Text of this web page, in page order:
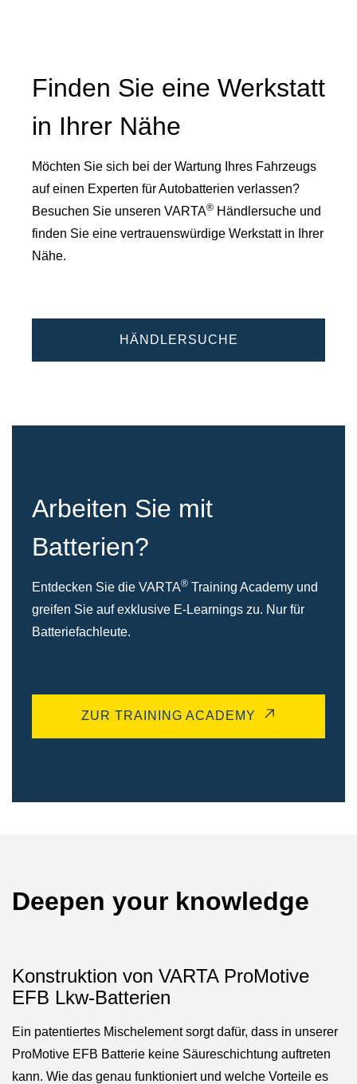
Finden Sie eine Werkstatt
in Ihrer Nähe
Möchten Sie sich bei der Wartung Ihres Fahrzeugs
auf einen Experten für Autobatterien verlassen?
Besuchen Sie unseren VARTA® Händlersuche und
finden Sie eine vertrauenswürdige Werkstatt in Ihrer
Nähe.
HÄNDLERSUCHE
Arbeiten Sie mit
Batterien?
Entdecken Sie die VARTA® Training Academy und
greifen Sie auf exklusive E-Learnings zu. Nur für
Batteriefachleute.
ZUR TRAINING ACADEMY
Deepen your knowledge
Konstruktion von VARTA ProMotive
EFB Lkw-Batterien
Ein patentiertes Mischelement sorgt dafür, dass in unserer
ProMotive EFB Batterie keine Säureschichtung auftreten
kann. Wie das genau funktioniert und welche Vorteile es